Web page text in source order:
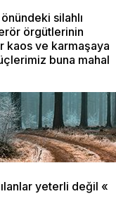
silahlı
örgütlerinin
kaos ve karmaşaya
buna mahal